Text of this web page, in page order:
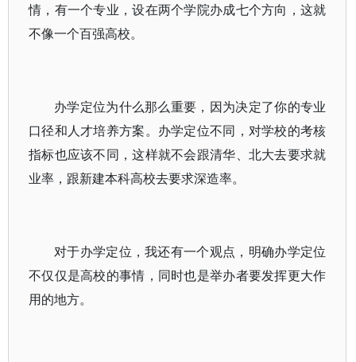
情，有一个专业，设在两个学院办成七个方向，这就
不像一个百强高校。
办学定位为什么那么重要，因为决定了你的专业
口径和人才培养方案。办学定位不同，对学校的考核
指标也应该不同，这样就不会跟清华、北大去要求就
业率，跟新建本科高校去要求深造率。
对于办学定位，我还有一个观点，明确办学定位
不仅仅是高校的事情，同时也是举办者要发挥更大作
用的地方。